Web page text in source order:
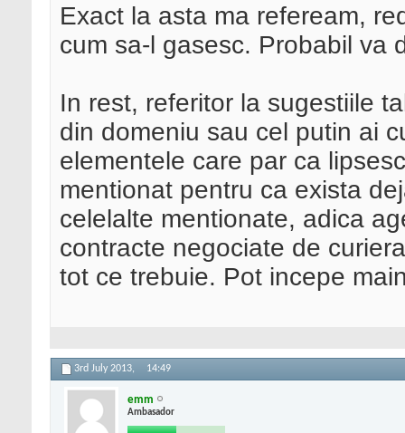
Exact la asta ma refeream,
cum sa-l gasesc. Probabil va
In rest, referitor la sugestiile
din domeniu sau cel putin ai
elementele care par ca
mentionat pentru ca exista
celelalte mentionate, adica
contracte negociate de
tot ce trebuie. Pot incepe
3rd July 2013, 14:49
emm
Ambasador